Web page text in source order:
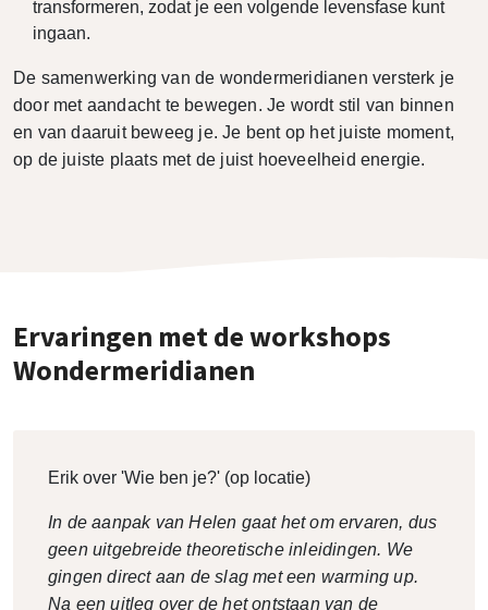
transformeren, zodat je een volgende levensfase kunt
ingaan.
De samenwerking van de wondermeridianen versterk je
door met aandacht te bewegen. Je wordt stil van binnen
en van daaruit beweeg je. Je bent op het juiste moment,
op de juiste plaats met de juist hoeveelheid energie.
Ervaringen met de workshops
Wondermeridianen
Erik over 'Wie ben je?' (op locatie)
In de aanpak van Helen gaat het om ervaren, dus
geen uitgebreide theoretische inleidingen. We
gingen direct aan de slag met een warming up.
Na een uitleg over de het ontstaan van de